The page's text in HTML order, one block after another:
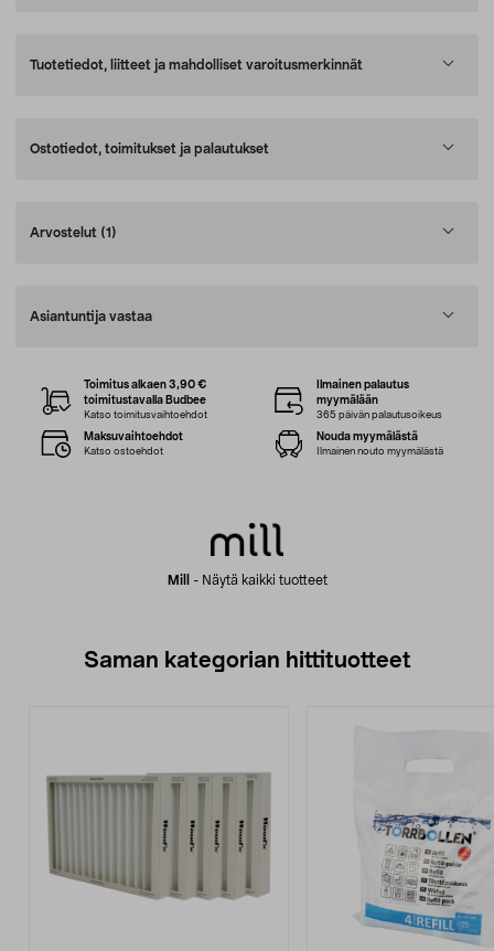
Tuotetiedot, liitteet ja mahdolliset varoitusmerkinnät
Ostotiedot, toimitukset ja palautukset
Arvostelut (1)
Asiantuntija vastaa
Mill - Näytä kaikki tuotteet
Toimitus alkaen 3,90 €
toimitustavalla Budbee
Katso toimitusvaihtoehdot
Ilmainen palautus
myymälään
365 päivän palautusoikeus
Maksuvaihtoehdot
Katso ostoehdot
Nouda myymälästä
Ilmainen nouto myymälästä
Saman kategorian hittituotteet